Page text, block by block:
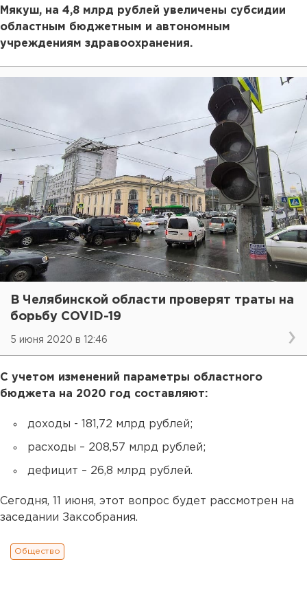
Мякуш, на 4,8 млрд рублей увеличены субсидии
областным бюджетным и автономным
учреждениям здравоохранения.
В Челябинской области проверят траты на
борьбу COVID-19
5 июня 2020 в 12:46
С учетом изменений параметры областного
бюджета на 2020 год составляют:
доходы - 181,72 млрд рублей;
расходы – 208,57 млрд рублей;
дефицит – 26,8 млрд рублей.
Сегодня, 11 июня, этот вопрос будет рассмотрен на
заседании Заксобрания.
Общество